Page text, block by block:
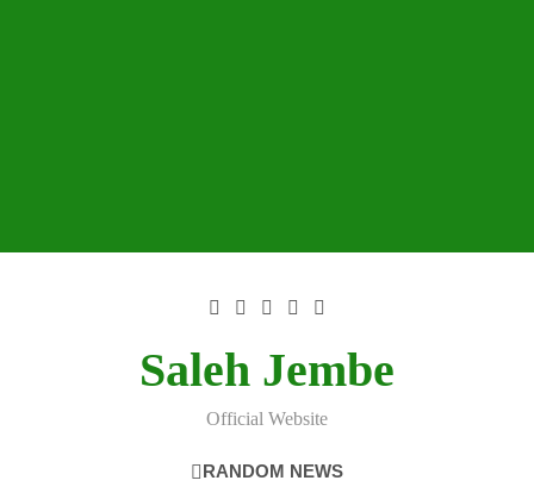
Saleh Jembe
Official Website
RANDOM NEWS